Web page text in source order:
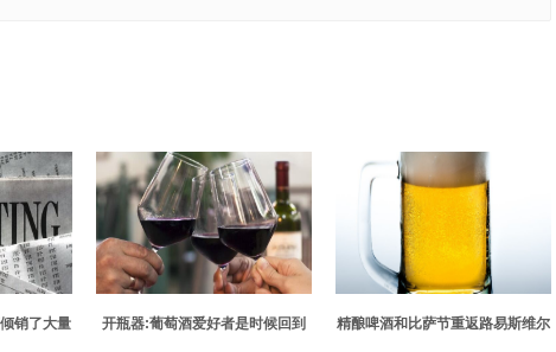
销了大量
开瓶器:葡萄酒爱好者是时候回到
精酿啤酒和比萨节重返路易斯维尔